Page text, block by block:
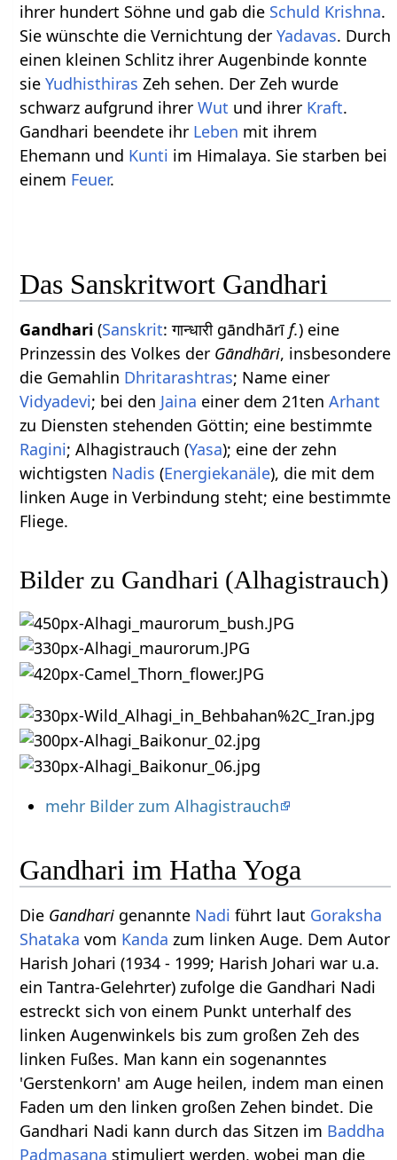
ihrer hundert Söhne und gab die Schuld Krishna.
Sie wünschte die Vernichtung derYadavas. Durch
einen kleinen Schlitz ihrer Augenbinde konnte
sieYudhisthiras Zeh sehen. Der Zeh wurde
schwarz aufgrund ihrerWut und ihrer Kraft.
Gandhari beendete ihr Leben mit ihrem
Ehemann und Kunti im Himalaya. Sie starben bei
einem Feuer.
Das Sanskritwort Gandhari
Gandhari (Sanskrit: गान्धारी gāndhārīf.) eine
Prinzessin des Volkes der Gāndhāri, insbesondere
die Gemahlin Dhritarashtras; Name einer
Vidyadevi; bei den Jaina einer dem 21tenArhant
zu Diensten stehenden Göttin; eine bestimmte
Ragini; Alhagistrauch (Yasa); eine der zehn
wichtigsten Nadis (Energiekanäle), die mit dem
linken Auge in Verbindung steht; eine bestimmte
Fliege.
Bilder zu Gandhari (Alhagistrauch)
mehr Bilder zum Alhagistrauch
Gandhari im Hatha Yoga
Die Gandhari genannte Nadi führt laut Goraksha
Shataka vom Kanda zum linken Auge. Dem Autor
Harish Johari (1934 - 1999; Harish Johari war u.a.
ein Tantra-Gelehrter) zufolge die Gandhari Nadi
estreckt sich von einem Punkt unterhalf des
linken Augenwinkels bis zum großen Zeh des
linken Fußes. Man kann ein sogenanntes
'Gerstenkorn' am Auge heilen, indem man einen
Faden um den linken großen Zehen bindet. Die
Gandhari Nadi kann durch das Sitzen im Baddha
Padmasana stimuliert werden, wobei man die